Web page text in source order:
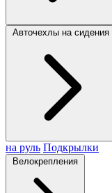
Авточехлы на сидения
на руль Подкрылки
Велокрепления